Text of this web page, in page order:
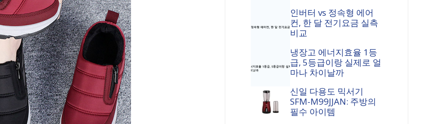
인버터 vs 정속형 에어
컨, 한 달 전기요금 실측
비교
냉장고 에너지효율 1등
급, 5등급이랑 실제로 얼
마나 차이날까
신일 다용도 믹서기
SFM-M99JJAN: 주방의
필수 아이템